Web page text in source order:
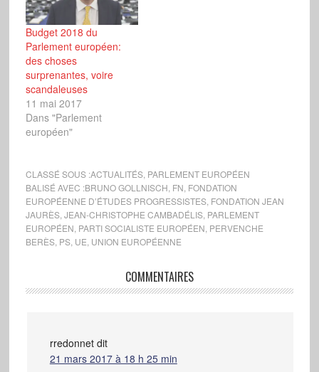
Budget 2018 du
Parlement européen:
des choses
surprenantes, voire
scandaleuses
11 mai 2017
Dans "Parlement
européen"
CLASSÉ SOUS :ACTUALITÉS, PARLEMENT EUROPÉEN
BALISÉ AVEC :BRUNO GOLLNISCH FN FONDATION
EUROPÉENNE D’ÉTUDES PROGRESSISTES, FONDATION JEAN
JAURÈS, JEAN-CHRISTOPHE CAMBADÉLIS, PARLEMENT
EUROPÉEN PARTI SOCIALISTE EUROPÉEN PERVENCHE
BERÈS, PS, UE UNION EUROPÉENNE
COMMENTAIRES
rredonnet dit
21 mars 2017 à 18 h 25 min